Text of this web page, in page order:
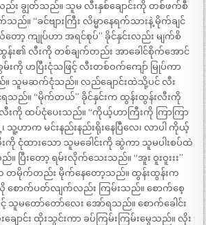
ည်း ချွတ်သည်။ သူမ လီးနှစ်ချောင်းကို တစ်ဖက်စီ
။ “ခင်ဗျားကြီး လိမ္မာနေရက်သားနဲ့ မိုက်ချင်
ော့ ကျုပ်ဟာ အရင်စုပ်” ခိုင်နှင်းလည်း မျက်စိ
န်း၏ လီးကို တစ်ချက်တည်း အာခေါင်စိုက်အောင်
းကို ဟပြီးငုံသဖြင့် လီးတစ်ဝက်ကျော် မြုပ်ကာ
။ သူမဆက်ငုံသည်။ လည်ချောင်းထဲသို့ပင် လီး
ည်။ “မိုက်တယ်” ခိုင်နှင်းက ထွန်းထွန်းလီးကို
လီးကို ထပ်ငုံပေးသည်။ “ကိုယ့်ဟာကြီးကို ကြာကြာ
၊ သူ့ဟာက မင်းနည်းနည်းရိုးနေပြီလေ၊ လာပါ ကိုယ့်
ကို ငုံထားသော သူမခေါင်းကို ဆွဲကာ သူမပါးစပ်ထဲ
ြီးတော့ ရမ်းလိုက်သေးသည်။ “အူး ဝူးဝူးးး”
တမိုက်တည်း မိုက်နေတော့သည်။ ထွန်းထွန်းက
လို စောက်ပတ်လျက်လည်း ကြမ်းသည်။ စောက်စေ့
သူမတော်တော်လေး အော်ရသည်။ စောက်ခေါင်း
ာင်း ထိုးသွင်းကာ ခပ်ကြမ်းကြမ်းမွေသည်။ လိုး